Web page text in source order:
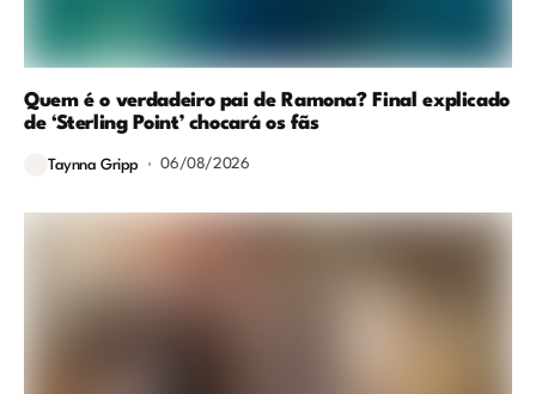
Quem é o verdadeiro pai de Ramona? Final explicado
de ‘Sterling Point’ chocará os fãs
Taynna Gripp 06/08/2026